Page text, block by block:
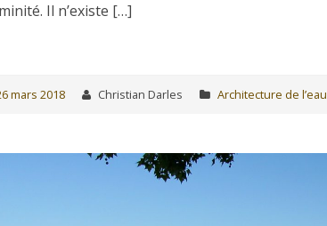
Il n’existe […]
mars 2018 Christian Darles Architecture de l’eau